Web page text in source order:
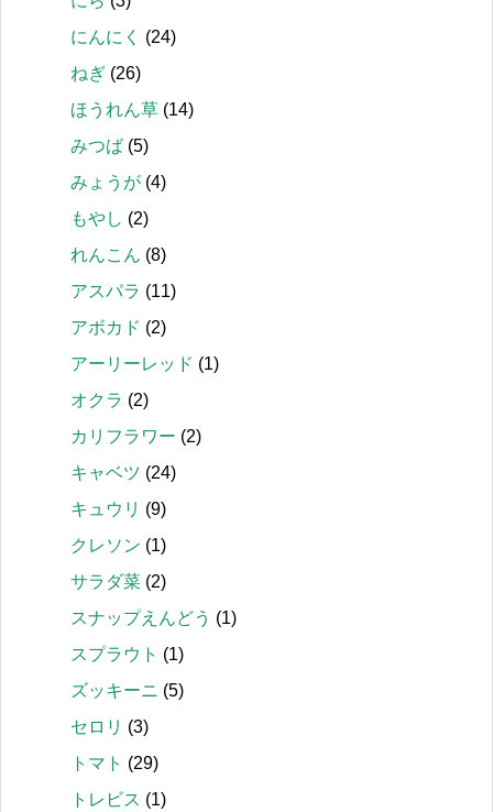
にんにく
(24)
ねぎ (26)
ほうれん草 (14)
みつば (5)
みょうが (4)
もやし (2)
れんこん (8)
アスパラ (11)
アボカド (2)
アーリーレッド (1)
オクラ (2)
カリフラワー (2)
キャベツ (24)
キュウリ (9)
クレソン (1)
サラダ菜 (2)
スナップえんどう (1)
スプラウト (1)
ズッキーニ (5)
セロリ (3)
トマト (29)
トレビス (1)